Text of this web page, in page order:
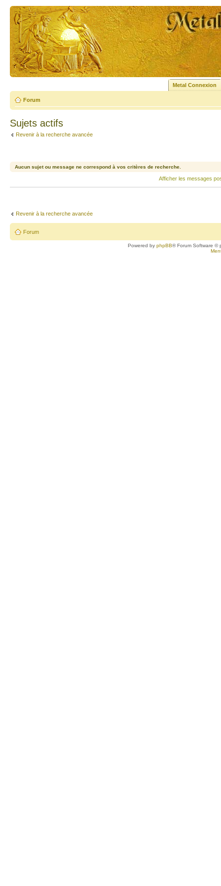
Metal Connexion
Forum
Sujets actifs
Revenir à la recherche avancée
Aucun sujet ou message ne correspond à vos critères de recherche.
Afficher les messages
Revenir à la recherche avancée
Forum
Powered byphpBB® Forum Software ©